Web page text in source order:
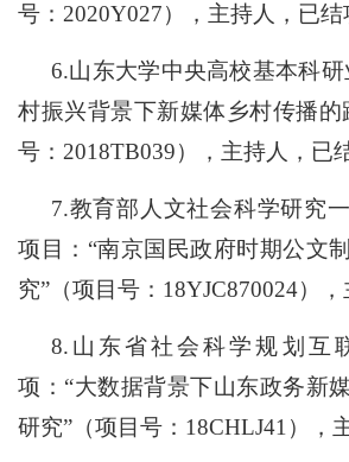
号： 2020Y027），主持人，已结
6.山东大学中央高校基本科
村振兴背景下新媒体乡村传播的
号：2018TB039），主持人，已
7.教育部人文社会科学研究
项目： “南京国民政府时期公文
究” （项目号： 18YJC870024）
8.山东省社会科学规划互
项：“大数据背景下山东政务新
研究”（项目号： 18CHLJ41 ），